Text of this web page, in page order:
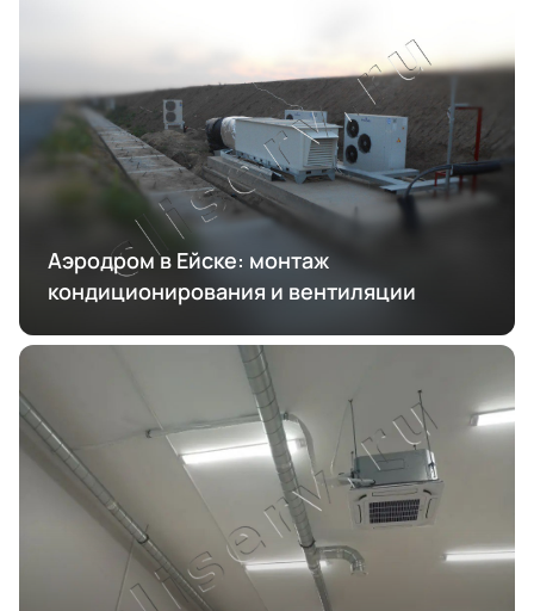
Аэродром в Ейске: монтаж
кондиционирования и вентиляции